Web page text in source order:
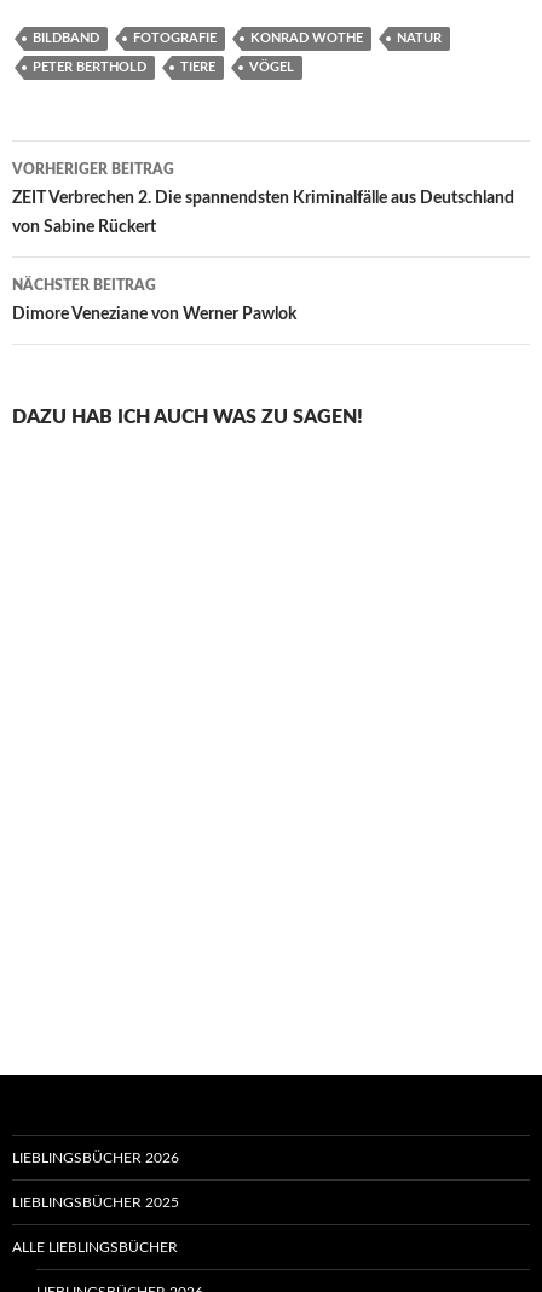
BILDBAND FOTOGRAFIE KONRAD WOTHE NATUR
PETER BERTHOLD TIERE VÖGEL
Beitragsnavigation
VORHERIGER BEITRAG
ZEIT Verbrechen 2. Die spannendsten Kriminalfälle aus Deutschland
von Sabine Rückert
NÄCHSTER BEITRAG
Dimore Veneziane von Werner Pawlok
DAZU HAB ICH AUCH WAS ZU SAGEN!
LIEBLINGSBÜCHER 2026
LIEBLINGSBÜCHER 2025
ALLE LIEBLINGSBÜCHER